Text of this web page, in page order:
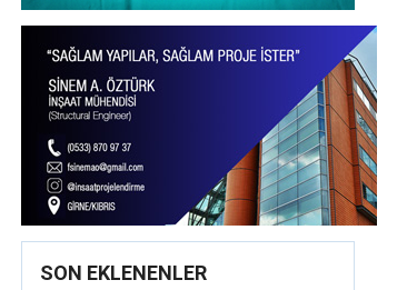
SON EKLENENLER